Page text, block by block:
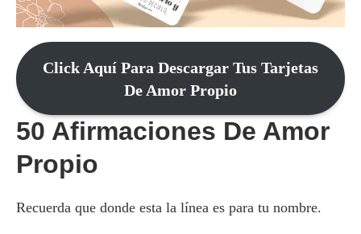
Click Aquí Para Descargar Tus Tarjetas
De Amor Propio
50 Afirmaciones De Amor
Propio
Recuerda que donde esta la línea es para tu nombre.